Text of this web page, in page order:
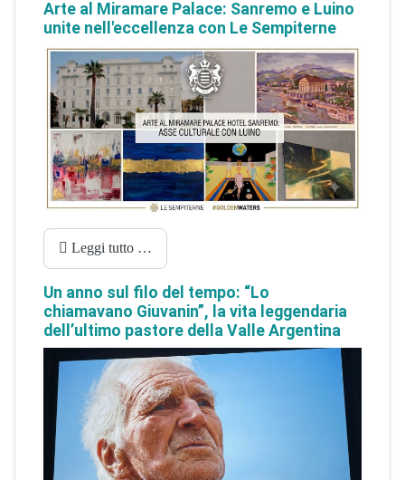
Arte al Miramare Palace: Sanremo e Luino
unite nell'eccellenza con Le Sempiterne
Leggi tutto …
Un anno sul filo del tempo: “Lo
chiamavano Giuvanin”, la vita leggendaria
dell’ultimo pastore della Valle Argentina